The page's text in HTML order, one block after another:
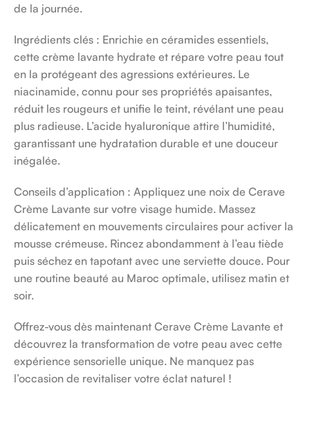
de la journée.
Ingrédients clés : Enrichie en céramides essentiels,
cette crème lavante hydrate et répare votre peau tout
en la protégeant des agressions extérieures. Le
niacinamide, connu pour ses propriétés apaisantes,
réduit les rougeurs et unifie le teint, révélant une peau
plus radieuse. L’acide hyaluronique attire l’humidité,
garantissant une hydratation durable et une douceur
inégalée.
Conseils d’application : Appliquez une noix de Cerave
Crème Lavante sur votre visage humide. Massez
délicatement en mouvements circulaires pour activer la
mousse crémeuse. Rincez abondamment à l’eau tiède
puis séchez en tapotant avec une serviette douce. Pour
une routine beauté au Maroc optimale, utilisez matin et
soir.
Offrez-vous dès maintenant Cerave Crème Lavante et
découvrez la transformation de votre peau avec cette
expérience sensorielle unique. Ne manquez pas
l’occasion de revitaliser votre éclat naturel !